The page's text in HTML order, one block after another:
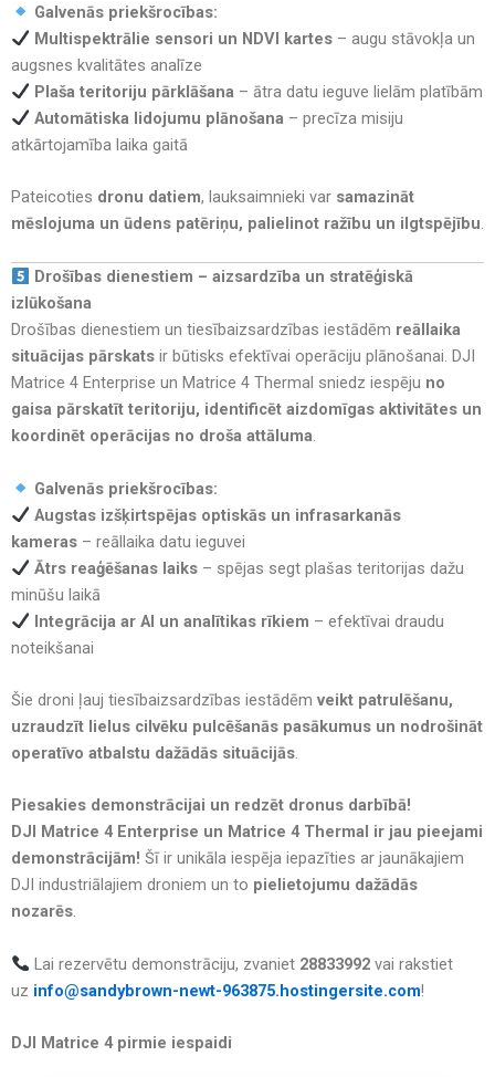
Galvenās priekšrocības:
Multispektrālie sensori un NDVI kartes– augu stāvokļa un
augsnes kvalitātes analīze
Plaša teritoriju pārklāšana– ātra datu ieguve lielām platībām
Automātiska lidojumu plānošana– precīza misiju
atkārtojamība laika gaitā
Pateicoties dronu datiem, lauksaimnieki var samazināt
mēslojuma un ūdens patēriņu, palielinot ražību un ilgtspējību.
Drošības dienestiem – aizsardzība un stratēģiskā
izlūkošana
Drošības dienestiem un tiesībaizsardzības iestādēm reāllaika
situācijas pārskats ir būtisks efektīvai operāciju plānošanai. DJI
Matrice 4 Enterprise un Matrice 4 Thermal sniedz iespēju no
gaisa pārskatīt teritoriju, identificēt aizdomīgas aktivitātes un
koordinēt operācijas no droša attāluma.
Galvenās priekšrocības:
Augstas izšķirtspējas optiskās un infrasarkanās
kameras – reāllaika datu ieguvei
Ātrs reaģēšanas laiks– spējas segt plašas teritorijas dažu
minūšu laikā
Integrācija ar AI un analītikas rīkiem – efektīvai draudu
noteikšanai
Šie droni ļauj tiesībaizsardzības iestādēm veikt patrulēšanu,
uzraudzīt lielus cilvēku pulcēšanās pasākumus un nodrošināt
operatīvo atbalstu dažādās situācijās.
Piesakies demonstrācijai un redzēt dronus darbībā!
DJI Matrice 4 Enterprise un Matrice 4 Thermal ir jau pieejami
demonstrācijām! Šī ir unikāla iespēja iepazīties ar jaunākajiem
DJI industriālajiem droniem un to pielietojumu dažādās
nozarēs.
Lai rezervētu demonstrāciju, zvaniet 28833992vai rakstiet
uz info@sandybrown-newt-963875.hostingersite.com!
DJI Matrice 4 pirmie iespaidi